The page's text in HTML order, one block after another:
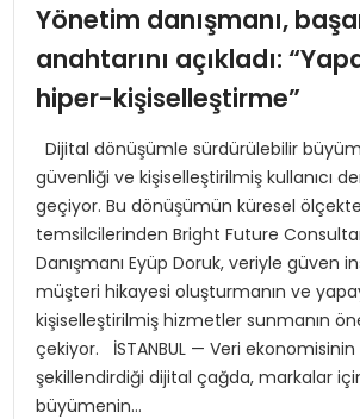
GÜNDEM
MAGAZIN
SIYASET
SPOR
TEKNOLOJI
YAŞAM
Yönetim danışmanı,
anahtarını açıkladı:
hiper-kişiselleştirme”
Dijital dönüşümle sürdürülebilir
güvenliği ve kişiselleştirilmiş kullanıcı
geçiyor. Bu dönüşümün küresel
temsilcilerinden Bright Future
Danışmanı Eyüp Doruk, veriyle güven
müşteri hikayesi oluşturmanın ve
kişiselleştirilmiş hizmetler sunmanın
çekiyor. İSTANBUL — Veri ekonomisinin
şekillendirdiği dijital çağda, markalar
büyümenin…